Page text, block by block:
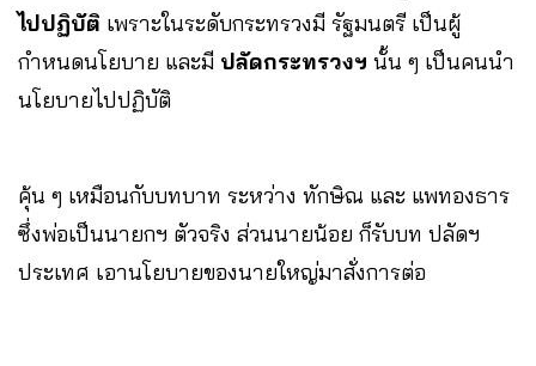
ไปปฏิบัติ เพราะในระดับกระทรวงมี รัฐมนตรี เป็นผู้
กำหนดนโยบาย และมี ปลัดกระทรวงฯ นั้น ๆ เป็นคนนำ
นโยบายไปปฏิบัติ
คุ้น ๆ เหมือนกับบทบาท ระหว่าง ทักษิณ และ แพทองธาร
ซึ่งพ่อเป็นนายกฯ ตัวจริง ส่วนนายน้อย ก็รับบท ปลัดฯ
ประเทศ เอานโยบายของนายใหญ่มาสั่งการต่อ